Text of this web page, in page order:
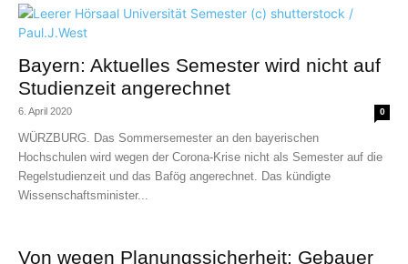
Bayern: Aktuelles Semester wird nicht auf
Studienzeit angerechnet
6. April 2020 0
WÜRZBURG. Das Sommersemester an den bayerischen
Hochschulen wird wegen der Corona-Krise nicht als Semester auf die
Regelstudienzeit und das Bafög angerechnet. Das kündigte
Wissenschaftsminister...
Von wegen Planungssicherheit: Gebauer